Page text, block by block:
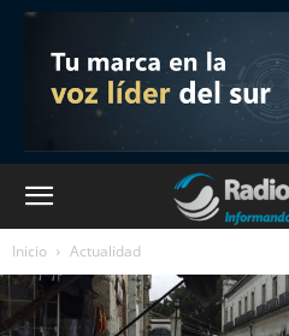
Inicio Actualidad